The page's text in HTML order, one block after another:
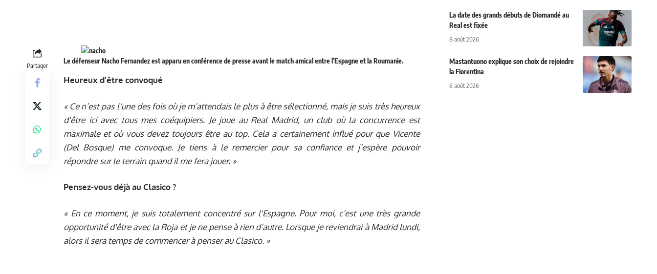
Partager
Le défenseur Nacho Fernandez est apparu en conférence de presse avant le match amical entre l’Espagne et la Roumanie.
Heureux d'être convoqué
« Ce n’est pas l’une des fois où je m’attendais le plus à être sélectionné, mais je suis très heureux
d'être ici avec tous mes coéquipiers. Je joue au Real Madrid, un club où la concurrence est
maximale et où vous devez toujours être au top. Cela a certainement influé pour que Vicente
(Del Bosque) me convoque. Je tiens à le remercier pour sa confiance et j’espère pouvoir
répondre sur le terrain quand il me fera jouer. »
Pensez-vous déjà au Clasico ?
« En ce moment, je suis totalement concentré sur l'Espagne. Pour moi, c’est une très grande
opportunité d'être avec la Roja et je ne pense à rien d’autre. Lorsque je reviendrai à Madrid lundi,
alors il sera temps de commencer à penser au Clasico. »
La date des grands débuts de Diomandé au
Real est fixée
8 août 2026
Mastantuono explique son choix de rejoindre
la Fiorentina
8 août 2026